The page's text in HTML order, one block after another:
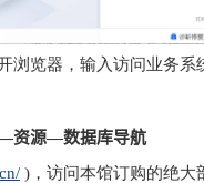
浏览器，输入访问业务系
资源—数据库导航
) ，访问本馆订购的绝大